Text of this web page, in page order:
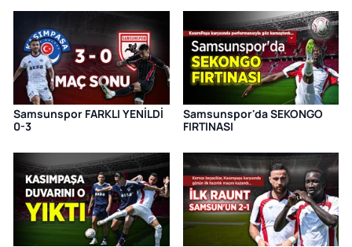
Samsunspor FARKLI YENİLDİ
0-3
Samsunspor'da SEKONGO
FIRTINASI